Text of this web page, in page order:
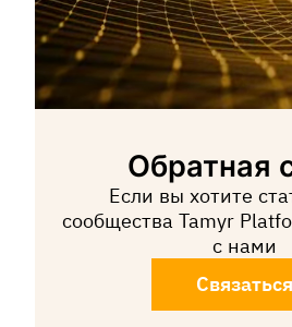
Обратная
Если вы хотите
сообщества Tamyr
с нами
Связаться